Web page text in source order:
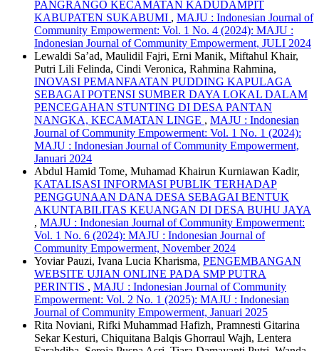
PANGRANGO KECAMATAN KADUDAMPIT
KABUPATEN SUKABUMI , MAJU : Indonesian Journal of
Community Empowerment: Vol. 1 No. 4 (2024): MAJU :
Indonesian Journal of Community Empowerment, JULI 2024
Lewaldi Sa’ad, Maulidil Fajri, Erni Manik, Miftahul Khair,
Putri Lili Felinda, Cindi Veronica, Rahmina Rahmina,
INOVASI PEMANFAATAN PUDDING KAPULAGA
SEBAGAI POTENSI SUMBER DAYA LOKAL DALAM
PENCEGAHAN STUNTING DI DESA PANTAN
NANGKA, KECAMATAN LINGE , MAJU : Indonesian
Journal of Community Empowerment: Vol. 1 No. 1 (2024):
MAJU : Indonesian Journal of Community Empowerment,
Januari 2024
Abdul Hamid Tome, Muhamad Khairun Kurniawan Kadir,
KATALISASI INFORMASI PUBLIK TERHADAP
PENGGUNAAN DANA DESA SEBAGAI BENTUK
AKUNTABILITAS KEUANGAN DI DESA BUHU JAYA
, MAJU : Indonesian Journal of Community Empowerment:
Vol. 1 No. 6 (2024): MAJU : Indonesian Journal of
Community Empowerment, November 2024
Yoviar Pauzi, Ivana Lucia Kharisma, PENGEMBANGAN
WEBSITE UJIAN ONLINE PADA SMP PUTRA
PERINTIS , MAJU : Indonesian Journal of Community
Empowerment: Vol. 2 No. 1 (2025): MAJU : Indonesian
Journal of Community Empowerment, Januari 2025
Rita Noviani, Rifki Muhammad Hafizh, Pramnesti Gitarina
Sekar Kesturi, Chiquitana Balqis Ghorraul Wajh, Lentera